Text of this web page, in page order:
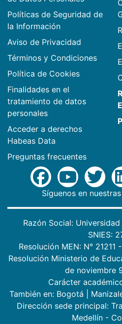
Políticas de Seguridad de
la Información
Aviso de Privacidad
Términos y Condiciones
Política de Cookies
Finalidades en el
tratamiento de datos
personales
Acceder a derechos
Habeas Data
Preguntas frecuentes
Síguenos en
Razón Social:
SNIES:
Resolución MEN: N°
Resolución Ministerio de
de noviembre
Carácter
También en: Bogotá
Dirección sede principal:
Medellín -